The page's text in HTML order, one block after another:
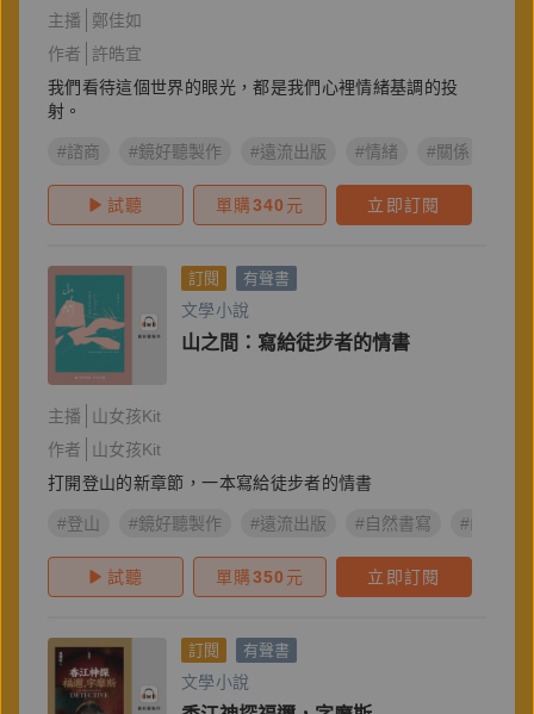
主播
鄭佳如
作者
許皓宜
我們看待這個世界的眼光，都是我們心裡情緒基調的投
射。
#諮商 #鏡好聽製作 #遠流出版 #情緒 #關係
試聽 單購340 元 立即訂閱
訂閱 有聲書
文學小說
山之間：寫給徒步者的情書
主播
山女孩Kit
作者
山女孩Kit
打開登山的新章節，一本寫給徒步者的情書
#登山 #鏡好聽製作 #遠流出版 #自然書寫 #山林
試聽 單購350 元 立即訂閱
訂閱 有聲書
文學小說